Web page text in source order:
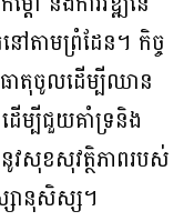
ៅតាមព្រំដែន។ កិច្ច
ធាតុចូលដើម្បីឈាន
ើម្បីជួយគាំទ្រនិង
វសុខសុវត្ថិភាពរបស់
ានុសិស្ស។